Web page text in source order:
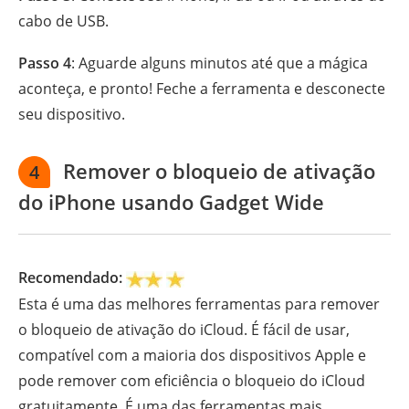
cabo de USB.
Passo 4: Aguarde alguns minutos até que a mágica
aconteça, e pronto! Feche a ferramenta e desconecte
seu dispositivo.
4
Remover o bloqueio de ativação
do iPhone usando Gadget Wide
Recomendado:
Esta é uma das melhores ferramentas para remover
o bloqueio de ativação do iCloud. É fácil de usar,
compatível com a maioria dos dispositivos Apple e
pode remover com eficiência o bloqueio do iCloud